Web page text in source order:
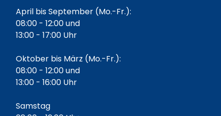
April bis September (Mo.-Fr.):
08:00 - 12:00 und
13:00 - 17:00 Uhr
Oktober bis März (Mo.-Fr.):
08:00 - 12:00 und
13:00 - 16:00 Uhr
Samstag